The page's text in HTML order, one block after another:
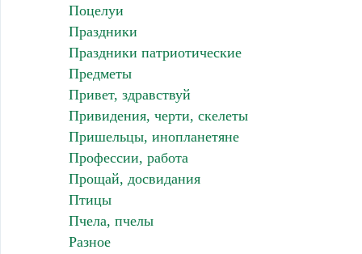
Поцелуи
Праздники
Праздники патриотические
Предметы
Привет, здравствуй
Привидения, черти, скелеты
Пришельцы, инопланетяне
Профессии, работа
Прощай, досвидания
Птицы
Пчела, пчелы
Разное